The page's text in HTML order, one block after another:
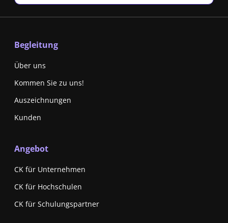
Begleitung
Über uns
Kommen Sie zu uns!
Auszeichnungen
Kunden
Angebot
CK für Unternehmen
CK für Hochschulen
CK für Schulungspartner